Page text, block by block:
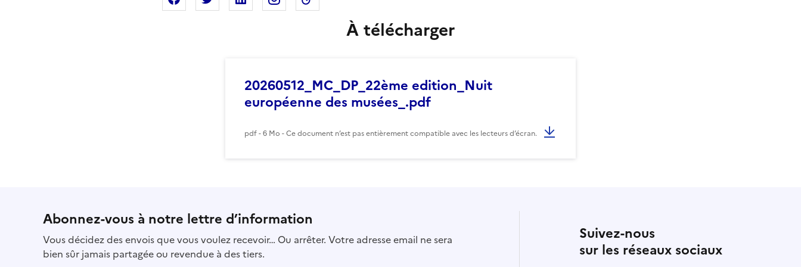
À télécharger
20260512_MC_DP_22ème edition_Nuit
européenne des musées_.pdf
pdf - 6 Mo - Ce document n’est pas entièrement compatible avec les lecteurs d’écran.
Abonnez-vous à notre lettre d’information
Vous décidez des envois que vous voulez recevoir… Ou arrêter. Votre adresse email ne sera
bien sûr jamais partagée ou revendue à des tiers.
Suivez-nous
sur les réseaux sociaux